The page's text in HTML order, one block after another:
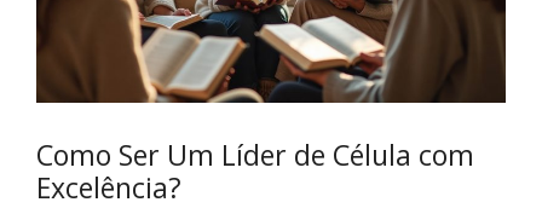
Como Ser Um Líder de Célula com
Excelência?